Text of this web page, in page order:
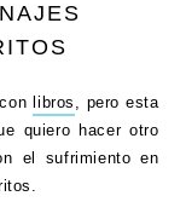
libros , pero esta
quiero hacer otro
el sufrimiento en